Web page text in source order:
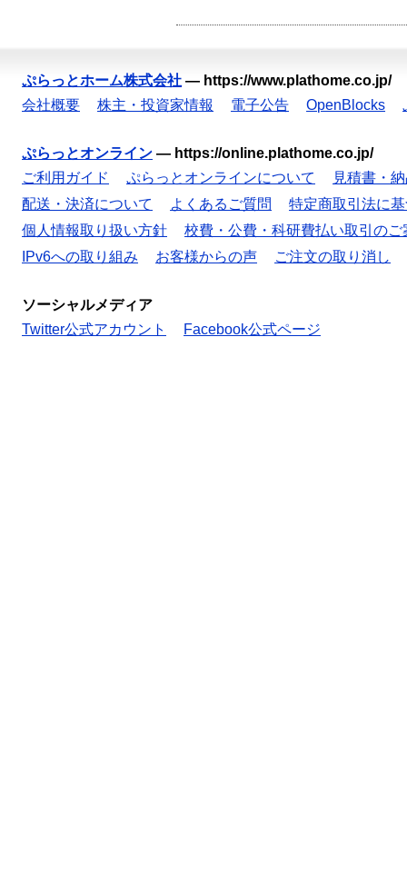
ぷらっとホーム株式会社 — https://www.plathome.co.jp/
会社概要
株主・投資家情報 電子公告 OpenBlocks
ぷらっとオンライン — https://online.plathome.co.jp/
ご利用ガイド
ぷらっとオンラインについて
見積書・
配送・決済について
よくあるご質問
特定商取引法に
個人情報取り扱い方針
校費・公費・科研費払い取引のご
IPv6への取り組み
お客様からの声 ご注文の取り消し
ソーシャルメディア
Twitter公式アカウント
Facebook公式ページ